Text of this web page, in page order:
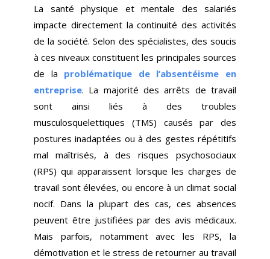
La santé physique et mentale des salariés
impacte directement la continuité des activités
de la société. Selon des spécialistes, des soucis
à ces niveaux constituent les principales sources
de la problématique de l’absentéisme en
entreprise. La majorité des arrêts de travail
sont ainsi liés à des troubles
musculosquelettiques (TMS) causés par des
postures inadaptées ou à des gestes répétitifs
mal maîtrisés, à des risques psychosociaux
(RPS) qui apparaissent lorsque les charges de
travail sont élevées, ou encore à un climat social
nocif. Dans la plupart des cas, ces absences
peuvent être justifiées par des avis médicaux.
Mais parfois, notamment avec les RPS, la
démotivation et le stress de retourner au travail